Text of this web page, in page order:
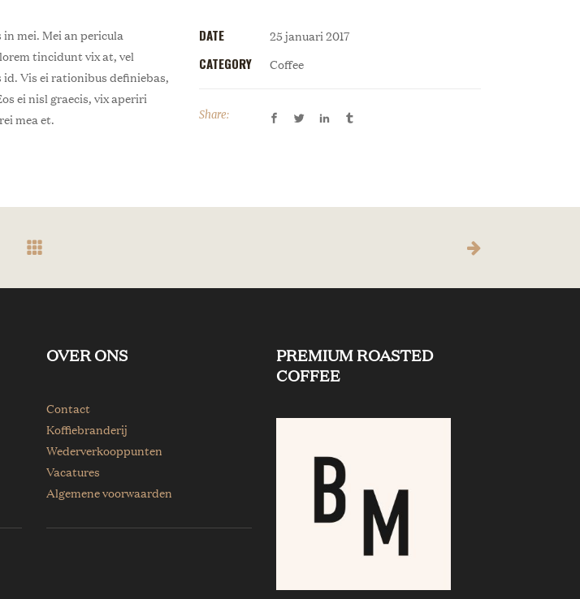
mei. Mei an pericula
tincidunt vix at, vel
Vis ei rationibus definiebas,
ei nisl graecis, vix aperiri
mea et.
DATE 25 januari 2017
CATEGORY Coffee
Share:
OVER ONS
Contact
Koffiebranderij
Wederverkooppunten
Vacatures
Algemene voorwaarden
PREMIUM ROASTED
COFFEE